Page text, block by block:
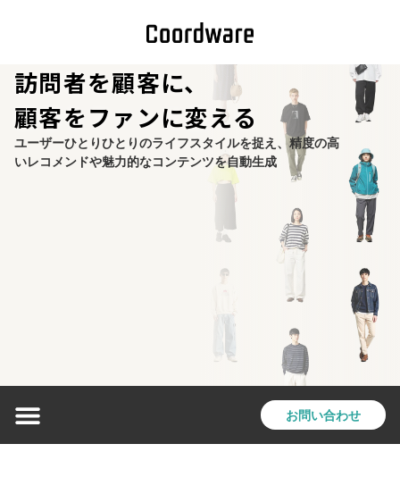
訪問者を顧客に、
顧客をファンに変える
ユーザーひとりひとりのライフスタイルを捉え、精度の高
いレコメンドや魅力的なコンテンツを自動生成
お問い合わせ